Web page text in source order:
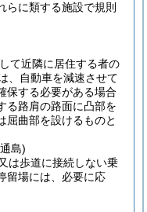
らに類する施設で規則
て近隣に居住する者の
、自動車を減速させて
保する必要がある場合
る路肩の路面に凸部を
屈曲部を設けるものと
島)
は歩道に接続しない乗
留場には、必要に応